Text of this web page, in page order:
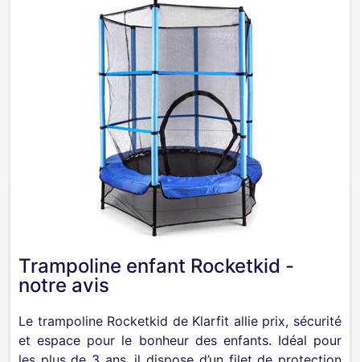
Trampoline enfant Rocketkid -
notre avis
Le trampoline Rocketkid de Klarfit allie prix, sécurité
et espace pour le bonheur des enfants. Idéal pour